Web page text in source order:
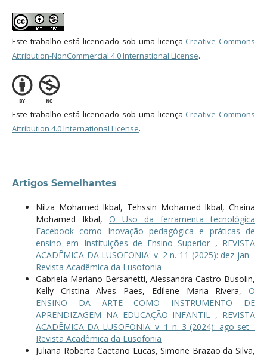
Este trabalho está licenciado sob uma licença Creative Commons
Attribution-NonCommercial 4.0 International License.
Este trabalho está licenciado sob uma licença Creative Commons
Attribution 4.0 International License.
Artigos Semelhantes
Nilza Mohamed Ikbal, Tehssin Mohamed Ikbal, Chaina
Mohamed Ikbal, O Uso da ferramenta tecnológica
Facebook como Inovação pedagógica e práticas de
ensino em Instituições de Ensino Superior , REVISTA
ACADÊMICA DA LUSOFONIA: v. 2 n. 11 (2025): dez-jan -
Revista Acadêmica da Lusofonia
Gabriela Mariano Bersanetti, Alessandra Castro Busolin,
Kelly Cristina Alves Paes, Edilene Maria Rivera,O
ENSINO DA ARTE COMO INSTRUMENTO DE
APRENDIZAGEM NA EDUCAÇÃO INFANTIL , REVISTA
ACADÊMICA DA LUSOFONIA: v. 1 n. 3 (2024): ago-set -
Revista Acadêmica da Lusofonia
Juliana Roberta Caetano Lucas, Simone Brazão da Silva,